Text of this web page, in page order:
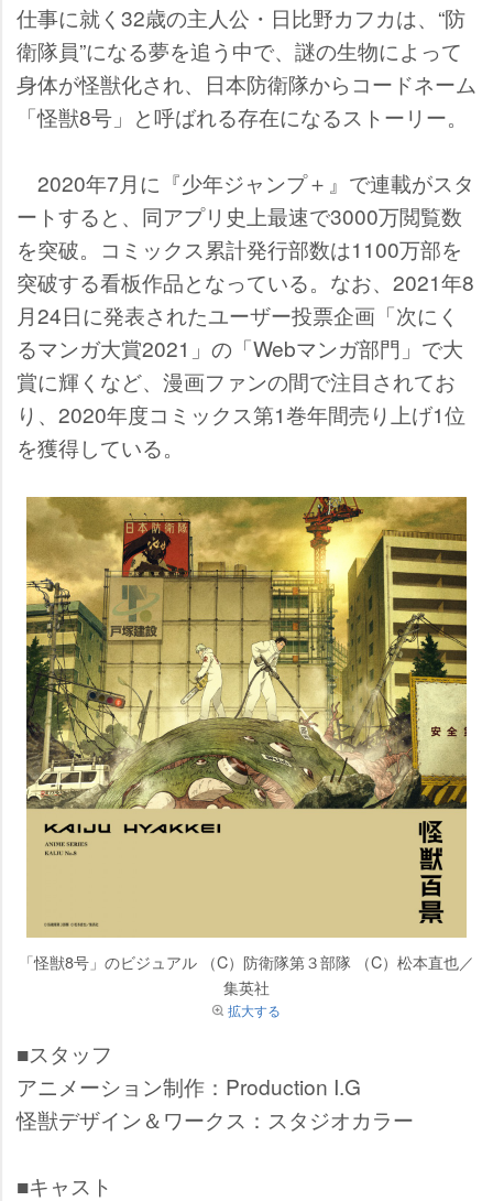
仕事に就く32歳の主人公・日比野カフカは、“防
衛隊員”になる夢を追う中で、謎の生物によって
身体が怪獣化され、日本防衛隊からコードネーム
「怪獣8号」と呼ばれる存在になるストーリー。
2020年7月に『少年ジャンプ＋』で連載がスタ
ートすると、同アプリ史上最速で3000万閲覧数
を突破。コミックス累計発行部数は1100万部を
突破する看板作品となっている。なお、2021年8
月24日に発表されたユーザー投票企画「次にく
るマンガ大賞2021」の「Webマンガ部門」で大
賞に輝くなど、漫画ファンの間で注目されてお
り、2020年度コミックス第1巻年間売り上げ1位
を獲得している。
「怪獣8号」のビジュアル （C）防衛隊第３部隊 （C）松本直也／
集英社
拡大する
■スタッフ
アニメーション制作：Production I.G
怪獣デザイン＆ワークス：スタジオカラー
■キャスト